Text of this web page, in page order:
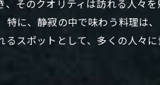
ラン
そのクオリティは訪れる人々
に、静寂の中で味わう料理は
スポットとして、多くの人々に